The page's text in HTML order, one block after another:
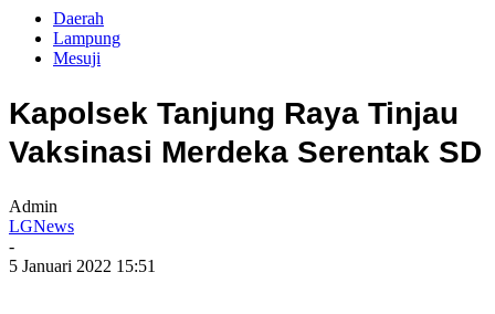
Daerah
Lampung
Mesuji
Kapolsek Tanjung Raya Tinjau
Vaksinasi Merdeka Serentak SD
Admin
LGNews
-
5 Januari 2022 15:51